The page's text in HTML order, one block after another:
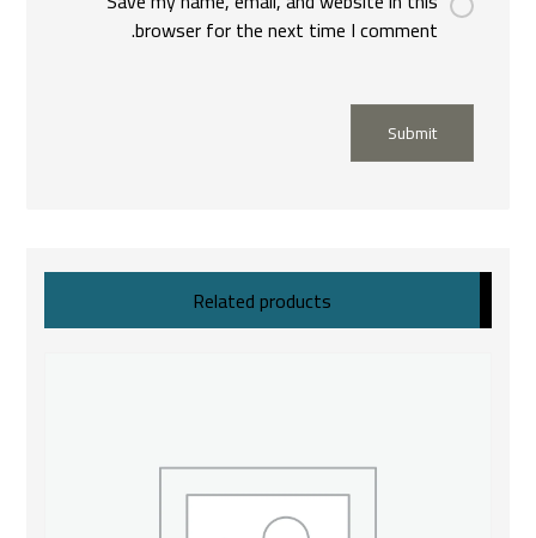
browser for the next time I comment.
Submit
Related products